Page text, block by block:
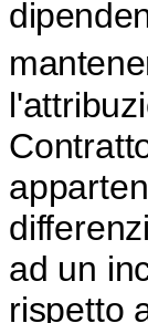
ad un
rispetto